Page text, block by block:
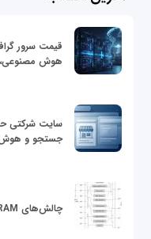
هوش مصنوعی،
سایت شرکتی
جستجو و
چالش‌های RAM در Workloadهای محاسباتی HPC